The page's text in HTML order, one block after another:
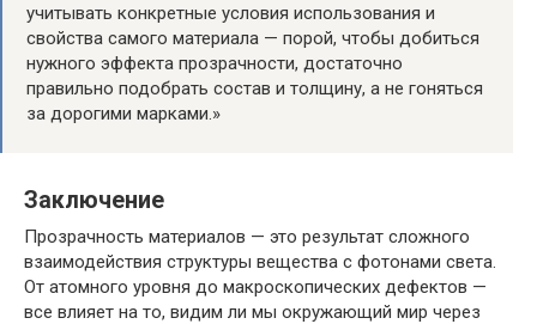
учитывать конкретные условия использования и
свойства самого материала — порой, чтобы добиться
нужного эффекта прозрачности, достаточно
правильно подобрать состав и толщину, а не гоняться
за дорогими марками.»
Заключение
Прозрачность материалов — это результат сложного
взаимодействия структуры вещества с фотонами света.
От атомного уровня до макроскопических дефектов —
все влияет на то, видим ли мы окружающий мир через